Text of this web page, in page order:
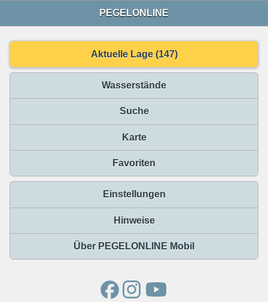
PEGELONLINE
Aktuelle Lage (147)
Wasserstände
Suche
Karte
Favoriten
Einstellungen
Hinweise
Über PEGELONLINE Mobil